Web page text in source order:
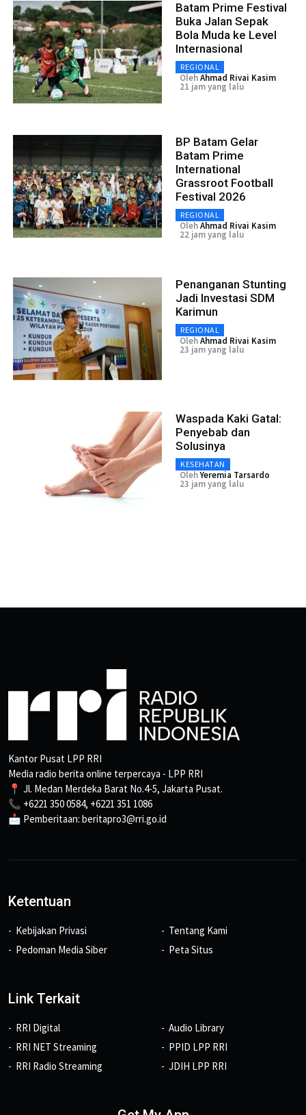
Batam Prime Festival
Buka Jalan Sepak
Bola Muda ke Level
Internasional
REGIONAL
OlehAhmad Rivai Kasim
21 jam yang lalu
BP Batam Gelar
Batam Prime
International
Grassroot Football
Festival 2026
REGIONAL
OlehAhmad Rivai Kasim
22 jam yang lalu
Penanganan Stunting
Jadi Investasi SDM
Karimun
REGIONAL
OlehAhmad Rivai Kasim
23 jam yang lalu
Waspada Kaki Gatal:
Penyebab dan
Solusinya
KESEHATAN
OlehYeremia Tarsardo
23 jam yang lalu
Kantor Pusat LPP RRI
Media radio berita online terpercaya - LPP RRI
📍 Jl. Medan Merdeka Barat No.4-5, Jakarta Pusat.
📞 +6221 350 0584, +6221 351 1086
📩 Pemberitaan: beritapro3@rri.go.id
Ketentuan
Kebijakan Privasi
Pedoman Media Siber
Tentang Kami
Peta Situs
Link Terkait
RRI Digital
RRI NET Streaming
RRI Radio Streaming
Audio Library
PPID LPP RRI
JDIH LPP RRI